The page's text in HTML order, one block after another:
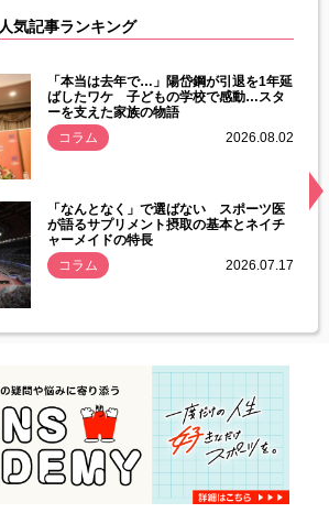
人気記事ランキング
「本当は去年で…」陽岱鋼が引退を1年延
ばしたワケ 子どもの学校で感動…スタ
ーを支えた家族の物語
コラム
2026.08.02
「なんとなく」で選ばない スポーツ医
が語るサプリメント摂取の基本とネイチ
ャーメイドの特長
コラム
2026.07.17